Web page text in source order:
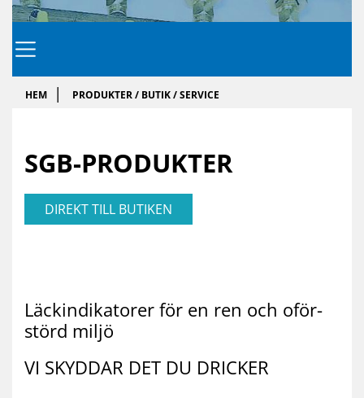
HEM PRODUKTER / BUTIK / SERVICE
SGB-PRO­DUK­TER
DIREKT TILL BUTIKEN
Läc­kin­di­ka­to­rer för en ren och oför­
störd mil­jö
VI SKYD­DAR DET DU DRIC­KER